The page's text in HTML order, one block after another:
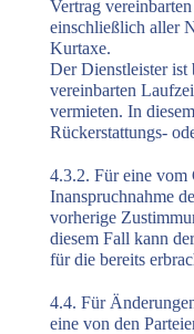
Vertrag
einschließlich aller
Kurtaxe.
Der Dienstleister
vereinbarten
vermieten. In
Rückerstattungs-
4.3.2. Für eine vom
Inanspruchnahme
vorherige
diesem Fall kann
für die bereits
4.4. Für
eine von den